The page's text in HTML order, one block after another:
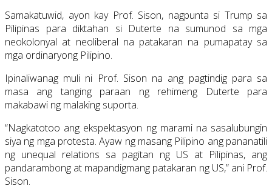
Samakatuwid, ayon kay Prof. Sison, nagpunta si Trump sa
Pilipinas para diktahan si Duterte na sumunod sa mga
neokolonyal at neoliberal na patakaran na pumapatay sa
mga ordinaryong Pilipino.
Ipinaliwanag muli ni Prof. Sison na ang pagtindig para sa
masa ang tanging paraan ng rehimeng Duterte para
makabawi ng malaking suporta.
“Nagkatotoo ang ekspektasyon ng marami na sasalubungin
siya ng mga protesta. Ayaw ng masang Pilipino ang pananatili
ng unequal relations sa pagitan ng US at Pilipinas, ang
pandarambong at mapandigmang patakaran ng US,” ani Prof.
Sison.